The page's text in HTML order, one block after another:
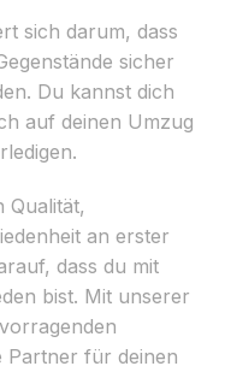
sich darum, dass
sicher
Du kannst dich
auf deinen Umzug
Qualität,
an erster
dass du mit
bist. Mit unserer
Partner für deinen